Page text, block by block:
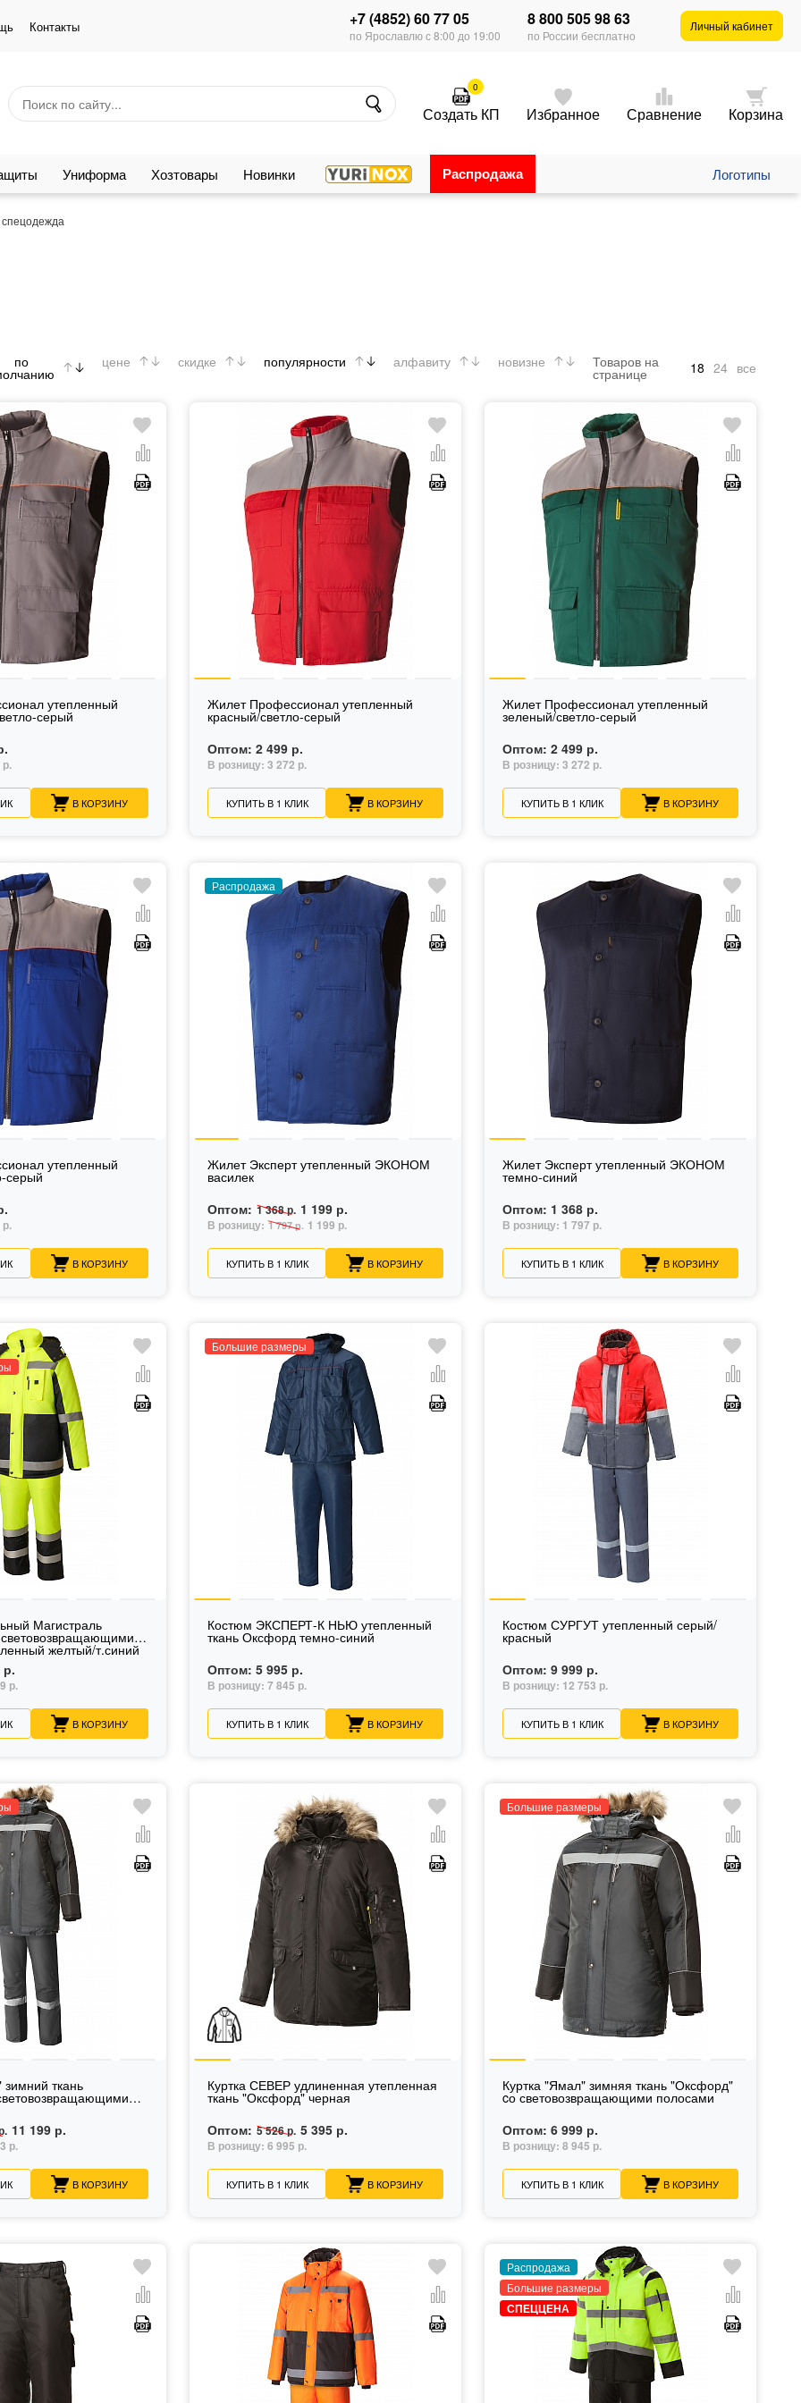
Контакты +7 (4852) 60 77 05
по Ярославлю с 8:00 до 19:00
8 800 505 98 63
по России бесплатно
Личный кабинет
0
Создать КП Избранное Сравнение Корзина
Униформа Хозтовары Новинки Распродажа Логотипы
по цене скидке популярности алфавиту новизне Товаров на
странице 18 24 все
утепленный
серый
В КОРЗИНУ
Жилет Профессионал утепленный
красный/светло-серый
Оптом:2 499 р.
В розницу:3 272 р.
КУПИТЬ В 1 КЛИК В КОРЗИНУ
Жилет Профессионал утепленный
зеленый/светло-серый
Оптом:2 499 р.
В розницу:3 272 р.
КУПИТЬ В 1 КЛИК В КОРЗИНУ
утепленный
серый
В КОРЗИНУ
Распродажа
Жилет Эксперт утепленный ЭКОНОМ
василек
Оптом: 1 368 р. 1 199 р.
В розницу:1 797 р. 1 199 р.
КУПИТЬ В 1 КЛИК В КОРЗИНУ
Жилет Эксперт утепленный ЭКОНОМ
темно-синий
Оптом: 1 368 р.
В розницу: 1 797 р.
КУПИТЬ В 1 КЛИК В КОРЗИНУ
Магистраль
желтый/т.синий
р.
р.
В КОРЗИНУ
Большие размеры
Костюм ЭКСПЕРТ-К НЬЮ утепленный
ткань Оксфорд темно-синий
Оптом:5 995 р.
В розницу:7 845 р.
КУПИТЬ В 1 КЛИК В КОРЗИНУ
Костюм СУРГУТ утепленный серый/
красный
Оптом:9 999 р.
В розницу: 12 753 р.
КУПИТЬ В 1 КЛИК В КОРЗИНУ
ткань
11 199 р.
р.
В КОРЗИНУ
Куртка СЕВЕР удлиненная утепленная
ткань "Оксфорд" черная
Оптом: 5 526 р. 5 395 р.
В розницу:6 995 р.
КУПИТЬ В 1 КЛИК В КОРЗИНУ
Большие размеры
Куртка "Ямал" зимняя ткань "Оксфорд"
cо световозвращающими полосами
Оптом:6 999 р.
В розницу:8 945 р.
КУПИТЬ В 1 КЛИК В КОРЗИНУ
Распродажа
Большие размеры
СПЕЦЦЕНА